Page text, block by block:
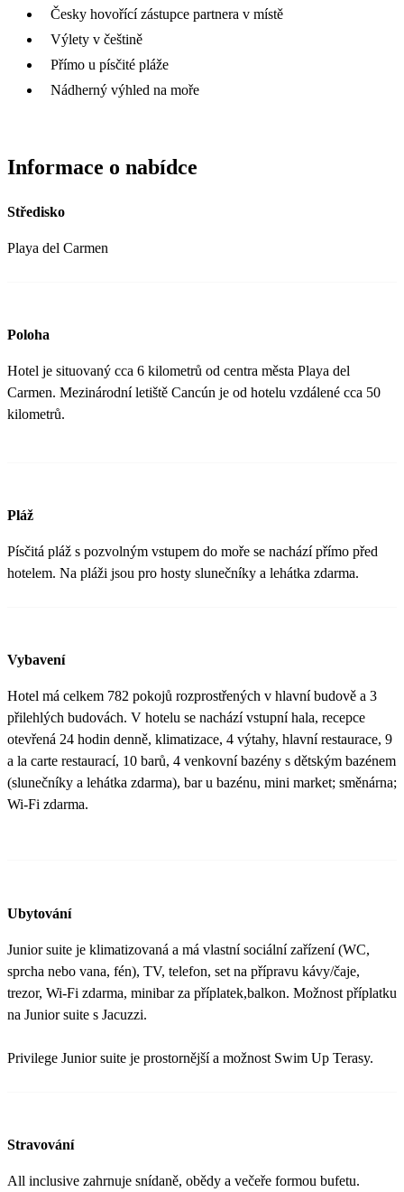
Česky hovořící zástupce partnera v místě
Výlety v češtině
Přímo u písčité pláže
Nádherný výhled na moře
Informace o nabídce
Středisko
Playa del Carmen
Poloha
Hotel je situovaný cca 6 kilometrů od centra města Playa del
Carmen. Mezinárodní letiště Cancún je od hotelu vzdálené cca 50
kilometrů.
Pláž
Písčitá pláž s pozvolným vstupem do moře se nachází přímo před
hotelem. Na pláži jsou pro hosty slunečníky a lehátka zdarma.
Vybavení
Hotel má celkem 782 pokojů rozprostřených v hlavní budově a 3
přilehlých budovách. V hotelu se nachází vstupní hala, recepce
otevřená 24 hodin denně, klimatizace, 4 výtahy, hlavní restaurace, 9
a la carte restaurací, 10 barů, 4 venkovní bazény s dětským bazénem
(slunečníky a lehátka zdarma), bar u bazénu, mini market; směnárna;
Wi-Fi zdarma.
Ubytování
Junior suite je klimatizovaná a má vlastní sociální zařízení (WC,
sprcha nebo vana, fén), TV, telefon, set na přípravu kávy/čaje,
trezor, Wi-Fi zdarma, minibar za příplatek,balkon. Možnost příplatku
na Junior suite s Jacuzzi.
Privilege Junior suite je prostornější a možnost Swim Up Terasy.
Stravování
All inclusive zahrnuje snídaně, obědy a večeře formou bufetu.